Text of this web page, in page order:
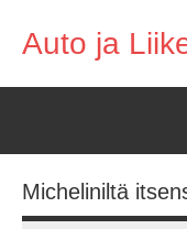
Auto ja
Micheliniltä